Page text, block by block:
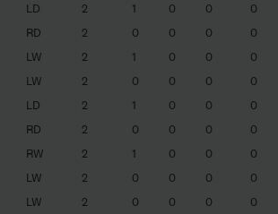
LD 2 1 0 0 0
RD 2 0 0 0 0
LW 2 1 0 0 0
LW 2 0 0 0 0
LD 2 1 0 0 0
RD 2 0 0 0 0
RW 2 1 0 0 0
LW 2 0 0 0 0
LW 2 0 0 0 0